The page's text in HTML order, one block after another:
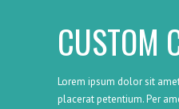
CUSTOM
Lorem ipsum dolor sit
placerat petentium. Per